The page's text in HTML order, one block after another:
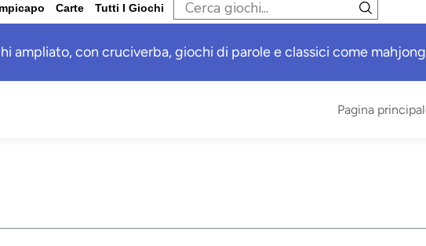
Carte Tutti I Giochi
ampliato, con cruciverba, giochi di parole e classici come
Pagina